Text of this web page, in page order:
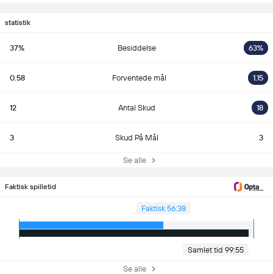
statistik
37% Besiddelse 63%
0.58 Forventede mål 1.15
12 Antal Skud 18
3 Skud På Mål 3
Se alle
Faktisk spilletid
Faktisk 56:38
Samlet tid 99:55
Se alle